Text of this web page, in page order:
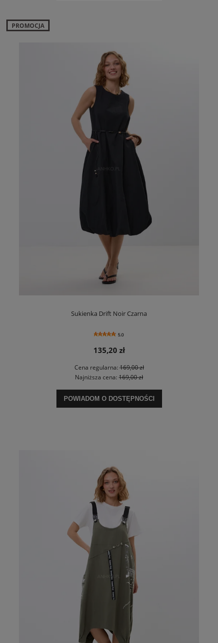
Sukienka Drift Noir Czarna
5.0
135,20 zł
Cena regularna:169,00 zł
Najniższa cena: 169,00 zł
POWIADOM O DOSTĘPNOŚCI
PROMOCJA